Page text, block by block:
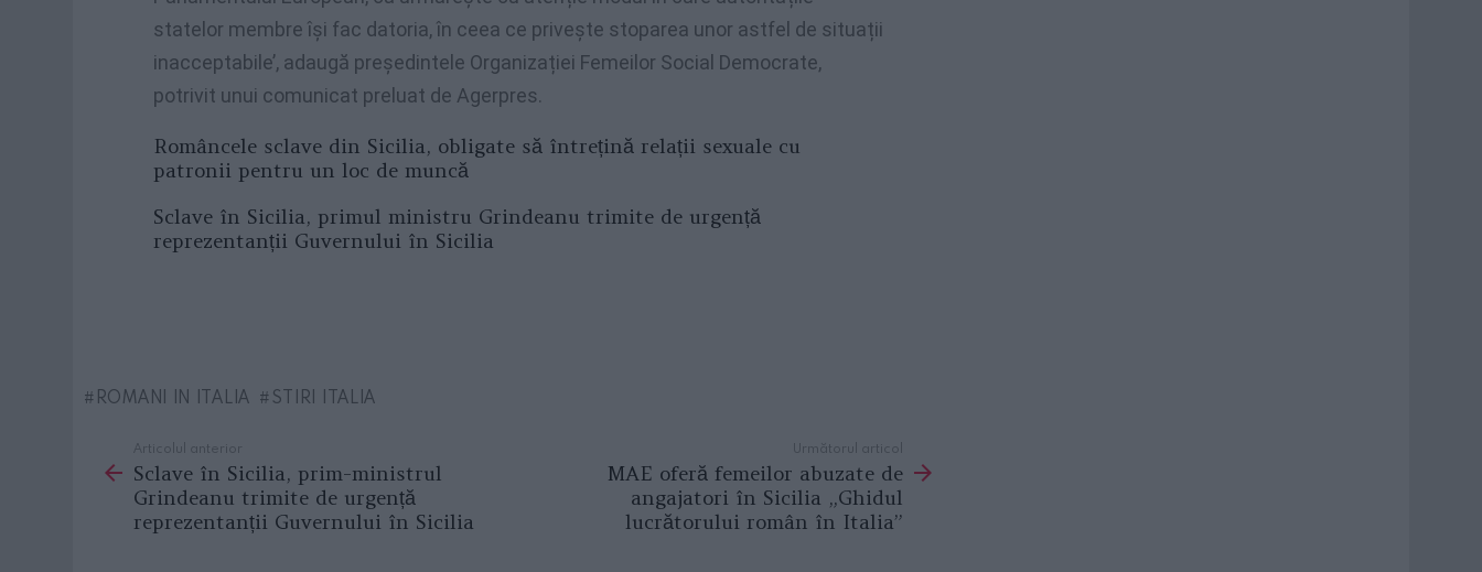
statelor membre își fac datoria, în ceea ce privește stoparea unor astfel de situații
inacceptabile’, adaugă președintele Organizației Femeilor Social Democrate,
potrivit unui comunicat preluat de Agerpres.
Româncele sclave din Sicilia, obligate să întrețină relații sexuale cu
patronii pentru un loc de muncă
Sclave în Sicilia, primul ministru Grindeanu trimite de urgență
reprezentanții Guvernului în Sicilia
ROMANI IN ITALIA STIRI ITALIA
more
Articolul anterior
Sclave în Sicilia, prim-ministrul
Grindeanu trimite de urgență
reprezentanții Guvernului în Sicilia
Următorul articol
MAE oferă femeilor abuzate de
angajatori în Sicilia „Ghidul
lucrătorului român în Italia”